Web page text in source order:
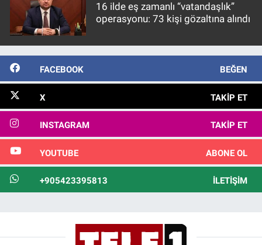
16 ilde eş zamanlı “vatandaşlık”
operasyonu: 73 kişi gözaltına alındı
FACEBOOK BEĞEN
X TAKIP ET
INSTAGRAM TAKIP ET
YOUTUBE ABONE OL
+905423395813 İLETIŞIM